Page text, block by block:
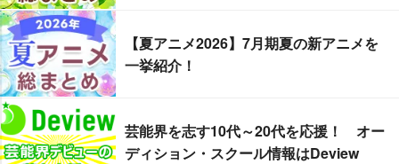
【夏アニメ2026】7月期夏の新アニメを
一挙紹介！
芸能界を志す10代～20代を応援！ オー
ディション・スクール情報はDeview